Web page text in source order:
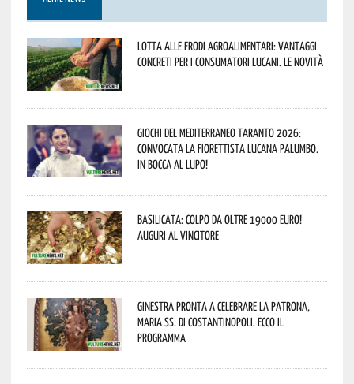
Lotta alle frodi agroalimentari: vantaggi
concreti per i consumatori lucani. Le novità
Giochi del Mediterraneo Taranto 2026:
convocata la fiorettista lucana Palumbo.
In bocca al lupo!
Basilicata: colpo da oltre 19000 Euro!
Auguri al vincitore
Ginestra pronta a celebrare la Patrona,
Maria SS. di Costantinopoli. Ecco il
programma